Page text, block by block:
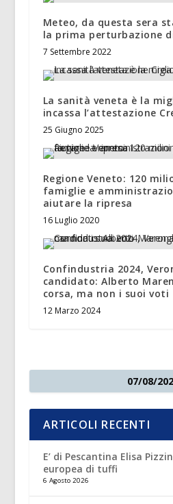
Meteo, da questa sera
la prima perturbazione
7 Settembre 2022
La sanità veneta è la
incassa l’attestazione
25 Giugno 2025
Regione Veneto: 120
famiglie e
aiutare la ripresa
16 Luglio 2020
Confindustria 2024,
candidato: Alberto
corsa, ma non i suoi voti
12 Marzo 2024
07/08/
ARTICOLI RECENTI
E’ di Pescantina Elisa
europea di tuffi
6 Agosto 2026